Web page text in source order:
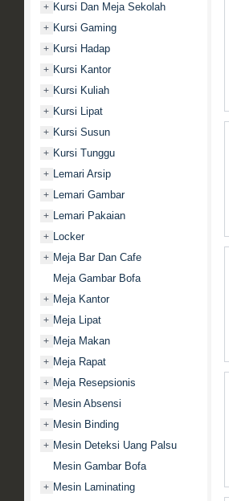
+ Kursi Dan Meja Sekolah
+ Kursi Gaming
+ Kursi Hadap
+ Kursi Kantor
+ Kursi Kuliah
+ Kursi Lipat
+ Kursi Susun
+ Kursi Tunggu
+ Lemari Arsip
+ Lemari Gambar
+ Lemari Pakaian
+ Locker
+ Meja Bar Dan Cafe
Meja Gambar Bofa
+ Meja Kantor
+ Meja Lipat
+ Meja Makan
+ Meja Rapat
+ Meja Resepsionis
+ Mesin Absensi
+ Mesin Binding
+ Mesin Deteksi Uang Palsu
Mesin Gambar Bofa
+ Mesin Laminating